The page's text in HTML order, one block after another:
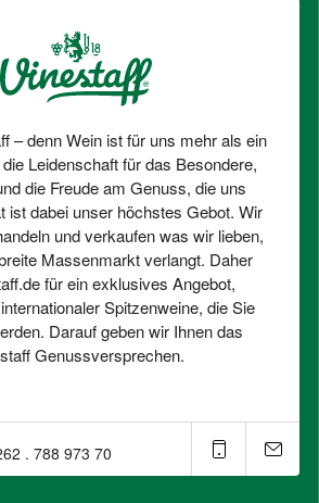
– denn Wein ist für uns mehr als ein
Leidenschaft für das Besondere,
die Freude am Genuss, die uns
ist dabei unser höchstes Gebot. Wir
und verkaufen was wir lieben,
Massenmarkt verlangt. Daher
für ein exklusives Angebot,
Spitzenweine, die Sie
Darauf geben wir Ihnen das
Genussversprechen.
. 788 973 70⁠